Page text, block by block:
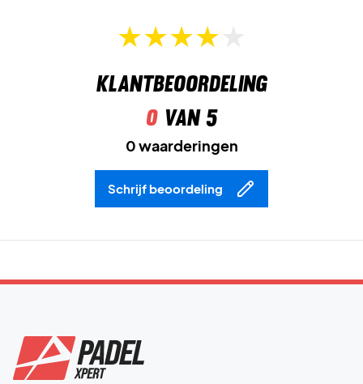
beschermt de voorvoet tegen slijtage
intensieve spelers.
is een lichte en responsieve tussenzool met
luchtcellen die schokken absorberen en energie
3D-TPU Midfoot Shankversterkt de middenvoet en
dat luchtcirculatie verbetert en je voeten koel houdt – zelfs
tijdens zware wedstrijden.
Klantbeoordeling
0van 5
0 waarderingen
Schrijf beoordeling